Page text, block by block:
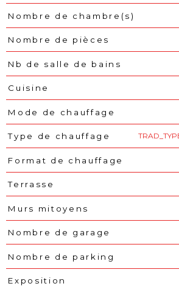
Nombre de chambre(s)
Nombre de pièces
Nb de salle de bains
Cuisine
Mode de chauffage
Type de chauffage
Format de chauffage
Terrasse
Murs mitoyens
Nombre de garage
Nombre de parking
Exposition